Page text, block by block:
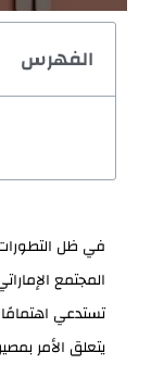
الفهرس
في ظل التطورات
المجتمع
تستدعي اهتمامًا
يتعلق الأمر